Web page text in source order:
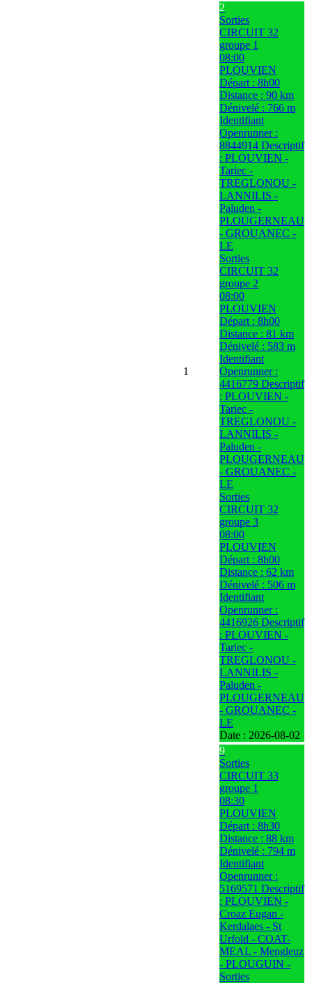
1
2
Sorties
CIRCUIT 32
groupe 1
08:00
PLOUVIEN
Départ : 8h00
Distance : 90 km
Dénivelé : 766 m
Identifiant
Openrunner :
8844914 Descriptif
: PLOUVIEN -
Tariec -
TREGLONOU -
LANNILIS -
Paluden -
PLOUGERNEAU
- GROUANEC -
LE
Sorties
CIRCUIT 32
groupe 2
08:00
PLOUVIEN
Départ : 8h00
Distance : 81 km
Dénivelé : 583 m
Identifiant
Openrunner :
4416779 Descriptif
: PLOUVIEN -
Tariec -
TREGLONOU -
LANNILIS -
Paluden -
PLOUGERNEAU
- GROUANEC -
LE
Sorties
CIRCUIT 32
groupe 3
08:00
PLOUVIEN
Départ : 8h00
Distance : 62 km
Dénivelé : 506 m
Identifiant
Openrunner :
4416926 Descriptif
: PLOUVIEN -
Tariec -
TREGLONOU -
LANNILIS -
Paluden -
PLOUGERNEAU
- GROUANEC -
LE
Date : 2026-08-02
9
Sorties
CIRCUIT 33
groupe 1
08:30
PLOUVIEN
Départ : 8h30
Distance : 88 km
Dénivelé : 794 m
Identifiant
Openrunner :
5169571 Descriptif
: PLOUVIEN -
Croaz Eugan -
Kerdalaes - St
Urfold - COAT-
MEAL - Mengleuz
- PLOUGUIN -
Sorties